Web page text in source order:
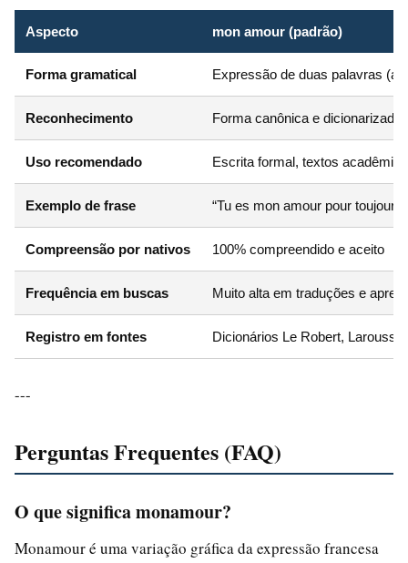
Aspecto mon amour (padrão)
Forma gramatical Expressão de duas palavras
Reconhecimento Forma canônica e dicionarizada
Uso recomendado Escrita formal, textos
Exemplo de frase “Tu es mon amour pour
Compreensão por nativos 100% compreendido e aceito
Frequência em buscas Muito alta em traduções e
Registro em fontes Dicionários Le Robert,
---
Perguntas Frequentes (FAQ)
O que significa monamour?
Monamour é uma variação gráfica da expressão francesa